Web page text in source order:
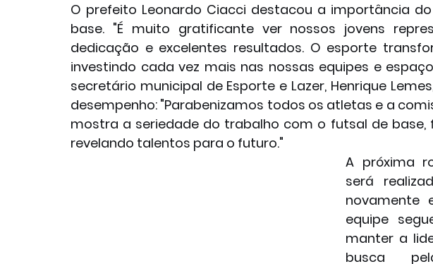
O prefeito Leonardo Ciacci destacou a importância
base. "É muito gratificante ver nossos jovens
dedicação e excelentes resultados. O esporte
investindo cada vez mais nas nossas equipes e
secretário municipal de Esporte e Lazer, Henrique
desempenho: "Parabenizamos todos os atletas e a
mostra a seriedade do trabalho com o futsal de
revelando talentos para o futuro."
A próxima
será
novamente
equipe
manter a
busca